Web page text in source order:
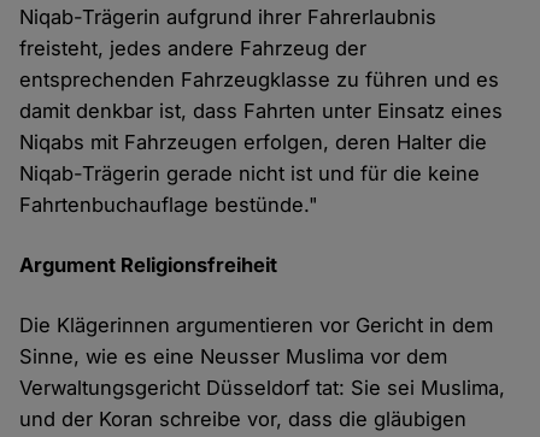
Niqab-Trägerin aufgrund ihrer Fahrerlaubnis
freisteht, jedes andere Fahrzeug der
entsprechenden Fahrzeugklasse zu führen und es
damit denkbar ist, dass Fahrten unter Einsatz eines
Niqabs mit Fahrzeugen erfolgen, deren Halter die
Niqab-Trägerin gerade nicht ist und für die keine
Fahrtenbuchauflage bestünde."
Argument Religionsfreiheit
Die Klägerinnen argumentieren vor Gericht in dem
Sinne, wie es eine Neusser Muslima vor dem
Verwaltungsgericht Düsseldorf tat: Sie sei Muslima,
und der Koran schreibe vor, dass die gläubigen